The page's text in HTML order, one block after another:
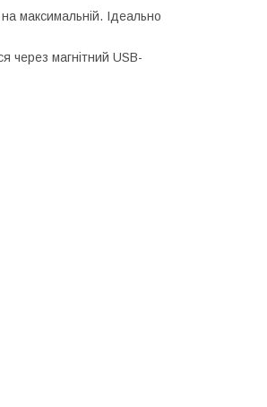
максимальній. Ідеально
через магнітний USB-